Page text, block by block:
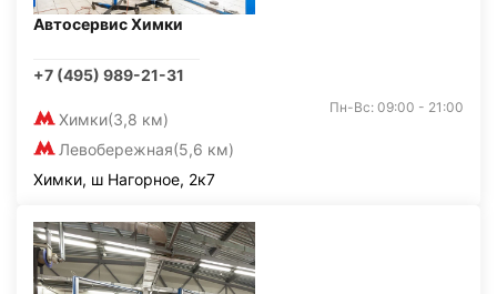
Автосервис Химки
+7 (495) 989-21-31
Химки(3,8 км)
Левобережная(5,6 км)
Пн-Вс: 09:00 - 21:00
Химки, ш Нагорное, 2к7